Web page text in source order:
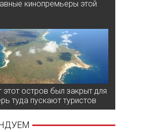
кинопремьеры этой
этот остров был закрыт для
туда пускают туристов